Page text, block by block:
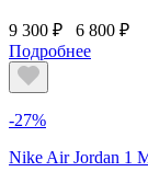
9 300 ₽
6 800 ₽
Подробнее
-27%
Nike Air Jordan 1